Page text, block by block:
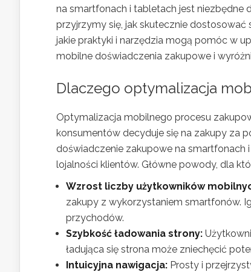
na smartfonach i tabletach jest niezbędne
przyjrzymy się, jak skutecznie
jakie praktyki i narzędzia mogą pomóc w
mobilne doświadczenia zakupowe i
Dlaczego optymalizacja
Optymalizacja mobilnego procesu
konsumentów decyduje się na zakupy za
doświadczenie zakupowe na smartfonach
lojalności klientów. Główne powody, dla
Wzrost liczby użytkowników
zakupy z wykorzystaniem smartfonów.
przychodów.
Szybkość ładowania strony:
ładująca się strona może zniechęcić
Intuicyjna nawigacja: Prosty i